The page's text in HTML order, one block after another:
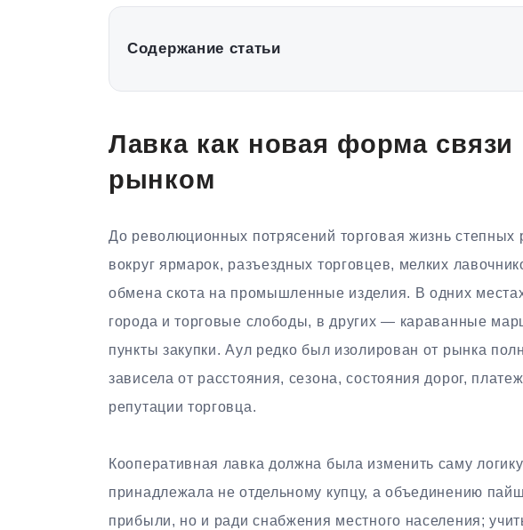
Содержание статьи
Лавка как новая форма
рынком
До революционных потрясений торговая жизнь степных
вокруг ярмарок, разъездных торговцев, мелких
обмена скота на промышленные изделия. В одних
города и торговые слободы, в других — караванные
пункты закупки. Аул редко был изолирован от рынка
зависела от расстояния, сезона, состояния дорог,
репутации торговца.
Кооперативная лавка должна была изменить саму
принадлежала не отдельному купцу, а объединению
прибыли, но и ради снабжения местного населения;